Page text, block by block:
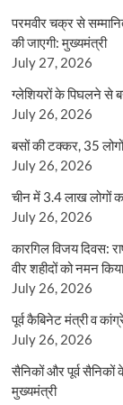
परमवीर चक्र से
की जाएगी: मुख्यमंत्री
July 27, 2026
ग्लेशियरों के पिघलने से
July 26, 2026
बसों की टक्कर, 35
July 26, 2026
चीन में 3.4 लाख लोगों
July 26, 2026
कारगिल विजय दिवस:
वीर शहीदों को नमन
July 26, 2026
पूर्व कैबिनेट मंत्री व
July 26, 2026
सैनिकों और पूर्व सैनिकों
मुख्यमंत्री